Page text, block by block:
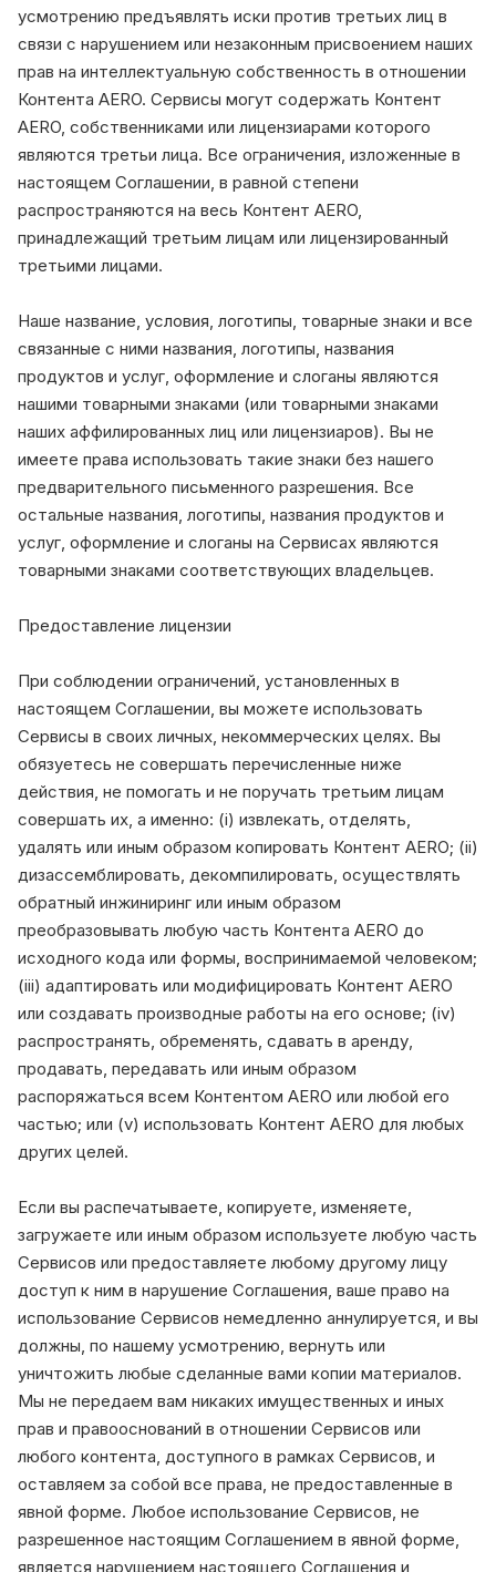
усмотрению предъявлять иски против третьих лиц в
связи с нарушением или незаконным присвоением наших
прав на интеллектуальную собственность в отношении
Контента AERO. Сервисы могут содержать Контент
AERO, собственниками или лицензиарами которого
являются третьи лица. Все ограничения, изложенные в
настоящем Соглашении, в равной степени
распространяются на весь Контент AERO,
принадлежащий третьим лицам или лицензированный
третьими лицами.
Наше название, условия, логотипы, товарные знаки и все
связанные с ними названия, логотипы, названия
продуктов и услуг, оформление и слоганы являются
нашими товарными знаками (или товарными знаками
наших аффилированных лиц или лицензиаров). Вы не
имеете права использовать такие знаки без нашего
предварительного письменного разрешения. Все
остальные названия, логотипы, названия продуктов и
услуг, оформление и слоганы на Сервисах являются
товарными знаками соответствующих владельцев.
Предоставление лицензии
При соблюдении ограничений, установленных в
настоящем Соглашении, вы можете использовать
Сервисы в своих личных, некоммерческих целях. Вы
обязуетесь не совершать перечисленные ниже
действия, не помогать и не поручать третьим лицам
совершать их, а именно: (i) извлекать, отделять,
удалять или иным образом копировать Контент AERO; (ii)
дизассемблировать, декомпилировать, осуществлять
обратный инжиниринг или иным образом
преобразовывать любую часть Контента AERO до
исходного кода или формы, воспринимаемой человеком;
(iii) адаптировать или модифицировать Контент AERO
или создавать производные работы на его основе; (iv)
распространять, обременять, сдавать в аренду,
продавать, передавать или иным образом
распоряжаться всем Контентом AERO или любой его
частью; или (v) использовать Контент AERO для любых
других целей.
Если вы распечатываете, копируете, изменяете,
загружаете или иным образом используете любую часть
Сервисов или предоставляете любому другому лицу
доступ к ним в нарушение Соглашения, ваше право на
использование Сервисов немедленно аннулируется, и вы
должны, по нашему усмотрению, вернуть или
уничтожить любые сделанные вами копии материалов.
Мы не передаем вам никаких имущественных и иных
прав и правооснований в отношении Сервисов или
любого контента, доступного в рамках Сервисов, и
оставляем за собой все права, не предоставленные в
явной форме. Любое использование Сервисов, не
разрешенное настоящим Соглашением в явной форме,
является нарушением настоящего Соглашения и,